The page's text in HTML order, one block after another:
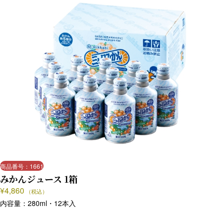
商品番号：1661
みかんジュース 1箱
¥4,860 （税込）
内容量：280ml・12本入